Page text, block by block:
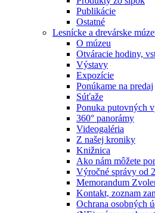
Publikácie
Ostatné
Lesnícke a drevárske
O múzeu
Otváracie hodiny,
Výstavy
Expozície
Ponúkame na predaj
Súťaže
Ponuka putovných
360° panorámy
Videogaléria
Z našej kroniky
Knižnica
Ako nám môžete
Výročné správy od
Memorandum
Kontakt, zoznam
Ochrana osobných